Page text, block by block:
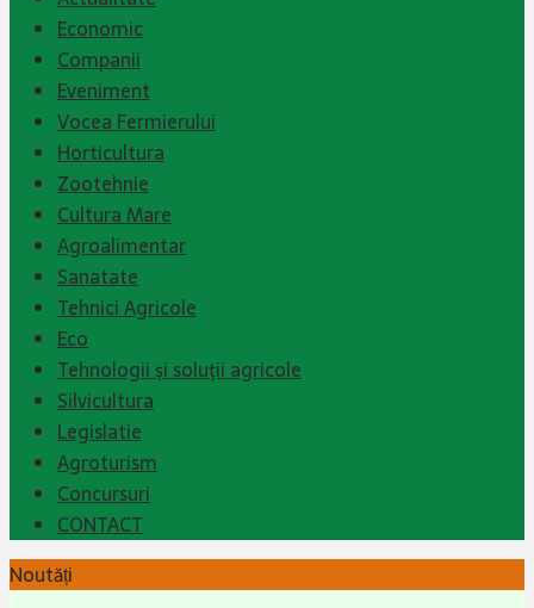
Economic
Companii
Eveniment
Vocea Fermierului
Horticultura
Zootehnie
Cultura Mare
Agroalimentar
Sanatate
Tehnici Agricole
Eco
Tehnologii şi soluţii agricole
Silvicultura
Legislatie
Agroturism
Concursuri
CONTACT
Noutăți